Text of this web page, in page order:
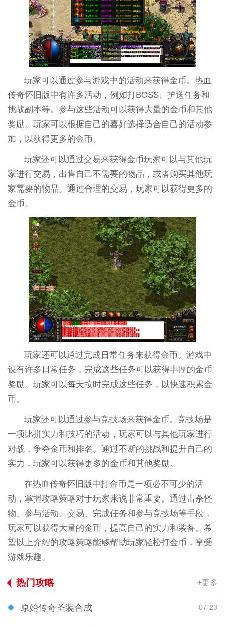
玩家可以通过参与游戏中的活动来获得金币。热血
传奇怀旧版中有许多活动，例如打BOSS、护送任务和
挑战副本等。参与这些活动可以获得大量的金币和其他
奖励。玩家可以根据自己的喜好选择适合自己的活动参
加，以获得更多的金币。
玩家还可以通过交易来获得金币玩家可以与其他玩
家进行交易，出售自己不需要的物品，或者购买其他玩
家需要的物品。通过合理的交易，玩家可以获得更多的
金币。
玩家还可以通过完成日常任务来获得金币。游戏中
设有许多日常任务，完成这些任务可以获得丰厚的金币
奖励。玩家可以每天按时完成这些任务，以快速积累金
币。
玩家还可以通过参与竞技场来获得金币。竞技场是
一项比拼实力和技巧的活动，玩家可以与其他玩家进行
对战，争夺金币和排名。通过不断的挑战和提升自己的
实力，玩家可以获得更多的金币和其他奖励。
在热血传奇怀旧版中打金币是一项必不可少的活
动，掌握攻略策略对于玩家来说非常重要。通过击杀怪
物、参与活动、交易、完成任务和参与竞技场等手段，
玩家可以获得大量的金币，提高自己的实力和装备。希
望以上介绍的攻略策略能够帮助玩家轻松打金币，享受
游戏乐趣。
热门攻略 +更多
原始传奇圣装合成 07-23